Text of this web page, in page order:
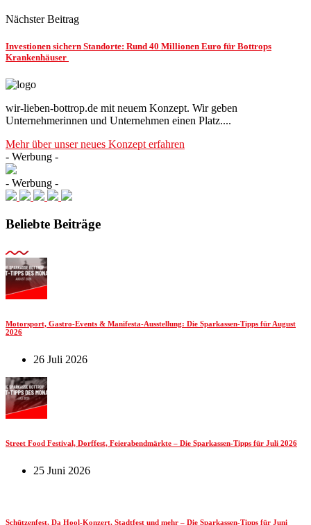
Nächster Beitrag
Investionen sichern Standorte: Rund 40 Millionen Euro für Bottrops
Krankenhäuser
wir-lieben-bottrop.de mit neuem Konzept. Wir geben
Unternehmerinnen und Unternehmen einen Platz....
Mehr über unser neues Konzept erfahren
- Werbung -
- Werbung -
Beliebte Beiträge
Motorsport, Gastro-Events & Manifesta-Ausstellung: Die Sparkassen-Tipps für August
2026
26 Juli 2026
Street Food Festival, Dorffest, Feierabendmärkte – Die Sparkassen-Tipps für Juli 2026
25 Juni 2026
Schützenfest, Da Hool-Konzert, Stadtfest und mehr – Die Sparkassen-Tipps für Juni